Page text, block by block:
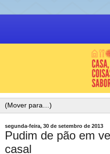
segunda-feira, 30 de setembro de 2013
Pudim de pão em
casal